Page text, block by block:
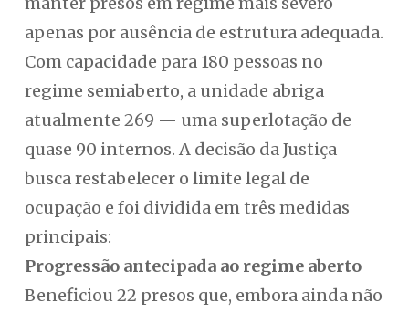
apenas por ausência de estrutura adequada.
Com capacidade para 180 pessoas no
regime semiaberto, a unidade abriga
atualmente 269 — uma superlotação de
quase 90 internos. A decisão da Justiça
busca restabelecer o limite legal de
ocupação e foi dividida em três medidas
principais:
Progressão antecipada ao regime aberto
Beneficiou 22 presos que, embora ainda não